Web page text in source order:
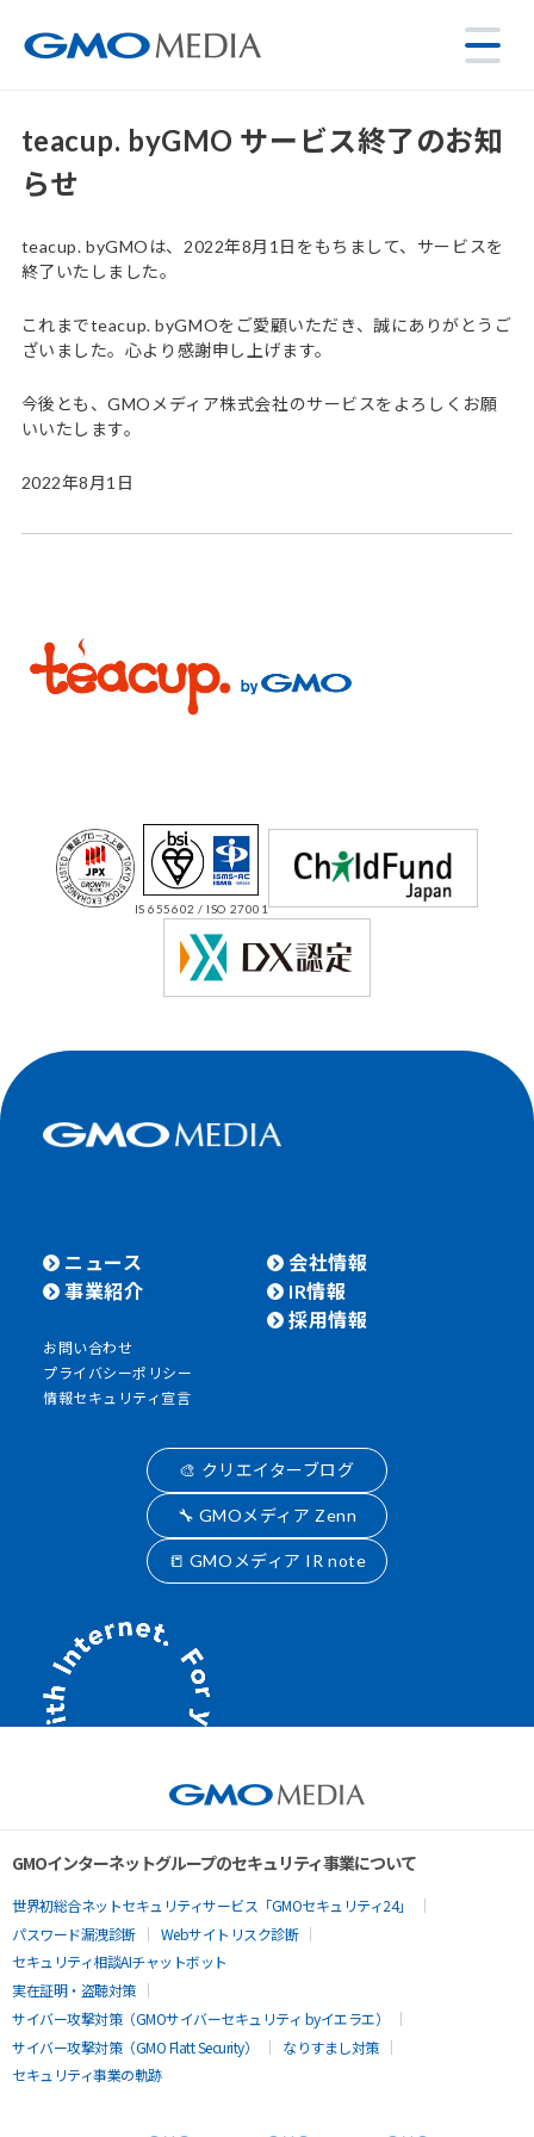
teacup. byGMO サービス終了のお知
らせ
teacup. byGMOは、2022年8月1日をもちまして、サービスを
終了いたしました。
これまでteacup. byGMOをご愛顧いただき、誠にありがとうご
ざいました。心より感謝申し上げます。
今後とも、GMOメディア株式会社のサービスをよろしくお願
いいたします。
2022年8月1日
IS 655602 / ISO 27001
ニュース
事業紹介
会社情報
IR情報
採用情報
お問い合わせ
プライバシーポリシー
情報セキュリティ宣言
🎨 クリエイターブログ
🔧 GMOメディア Zenn
📒 GMOメディア IR note
GMOインターネットグループのセキュリティ事業について
世界初総合ネットセキュリティサービス「GMOセキュリティ24」
パスワード漏洩診断
Webサイトリスク診断
セキュリティ相談AIチャットボット
実在証明・盗聴対策
サイバー攻撃対策（GMOサイバーセキュリティ byイエラエ）
サイバー攻撃対策（GMO Flatt Security）
なりすまし対策
セキュリティ事業の軌跡